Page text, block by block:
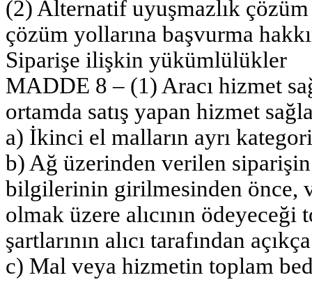
(2) Alternatif uyuşmazlık
çözüm yollarına başvurma
Siparişe ilişkin yükümlülükler
MADDE 8 – (1) Aracı hizmet
ortamda satış yapan hizmet
a) İkinci el malların ayrı
b) Ağ üzerinden verilen siparişin
bilgilerinin girilmesinden önce,
olmak üzere alıcının
şartlarının alıcı tarafından
c) Mal veya hizmetin toplam